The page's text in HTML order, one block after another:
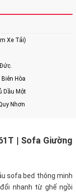
Xe Tải)
Hòa
Dầu Một
Nhơn
| Sofa Giường
sofa bed thông minh
nhanh từ ghế ngồi